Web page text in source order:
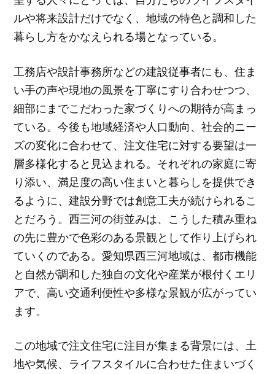
ルや将来設計だけでなく、地域の特色と調和した
暮らし方をかなえられる場となっている。
工務店や設計事務所などの建設従事者にも、住ま
い手の声や現地の風景を丁寧にすり合わせつつ、
細部にまでこだわった家づくりへの期待が高まっ
ている。今後も地域経済や人口動向、社会的ニー
ズの変化に合わせて、注文住宅に対する要望は一
層多様化すると見込まれる。それぞれの家庭に寄
り添い、満足度の高い住まいと暮らしを提供でき
るように、建設分野では創意工夫が続けられるこ
とだろう。西三河の街並みは、こうした積み重ね
の先に豊かで色彩のある景観として作り上げられ
ていくのである。愛知県西三河地域は、都市機能
と自然が調和した独自の文化や産業が根付くエリ
アで、高い交通利便性や多様な景観が広がってい
ます。
この地域で注文住宅に注目が集まる背景には、土
地や気候、ライフスタイルに合わせた住まいづく